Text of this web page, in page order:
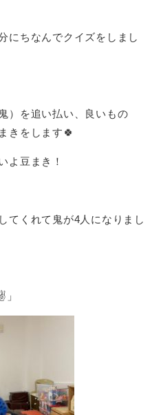
にちなんでクイズをしまし
）を追い払い、良いもの
きをします🍀
よ豆まき！
てくれて鬼が4人になりまし